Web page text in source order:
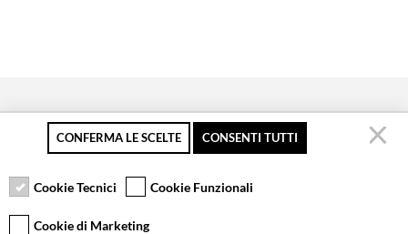
Pagamento sicuro
Resi gratuiti fino a 30
Servizio clienti
CONFERMA LE SCELTE CONSENTI TUTTI
Cookie Tecnici Cookie Funzionali
Cookie di Marketing